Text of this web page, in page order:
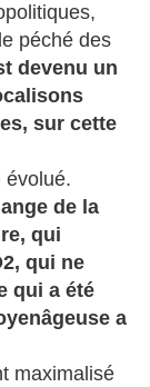
péché des
devenu un
sur cette
évolué.
de la
qui
qui ne
qui a été
a
maximalisé